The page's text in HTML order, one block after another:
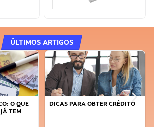
ÚLTIMOS ARTIGOS
O QUE
TEM
DICAS PARA OBTER CRÉDITO